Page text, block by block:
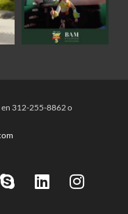
312-255-8862 o